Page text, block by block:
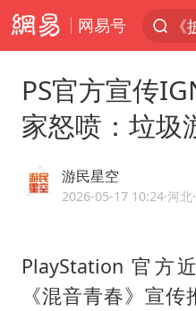
网易号
刘
PS官方宣传
家怒喷：垃圾
游民星空
2026-05-17 10:24·河北
PlayStation 官方
《混音青春》宣